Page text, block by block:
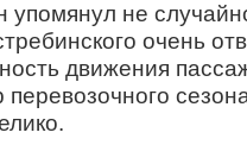
не
очень
движения
перевозочного